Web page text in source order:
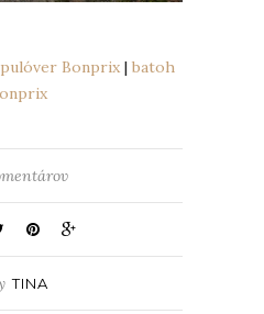
pulóver Bonprix | batoh
TINA